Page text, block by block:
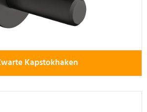
Kapstokhaken